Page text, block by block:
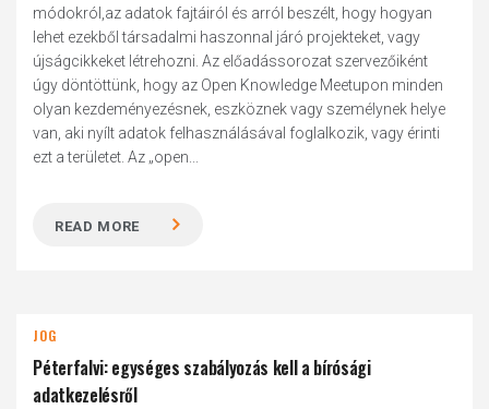
módokról,az adatok fajtáiról és arról beszélt, hogy hogyan
lehet ezekből társadalmi haszonnal járó projekteket, vagy
újságcikkeket létrehozni. Az előadássorozat szervezőiként
úgy döntöttünk, hogy az Open Knowledge Meetupon minden
olyan kezdeményezésnek, eszköznek vagy személynek helye
van, aki nyílt adatok felhasználásával foglalkozik, vagy érinti
ezt a területet. Az „open...
READ MORE
JOG
Péterfalvi: egységes szabályozás kell a bírósági
adatkezelésről